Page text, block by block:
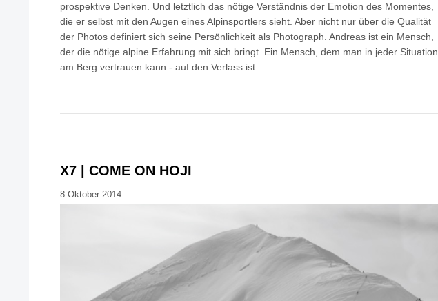
prospektive Denken. Und letztlich das nötige Verständnis der Emotion des Momentes,
die er selbst mit den Augen eines Alpinsportlers sieht. Aber nicht nur über die Qualität
der Photos definiert sich seine Persönlichkeit als Photograph. Andreas ist ein Mensch,
der die nötige alpine Erfahrung mit sich bringt. Ein Mensch, dem man in jeder Situation
am Berg vertrauen kann - auf den Verlass ist.
X7 | COME ON HOJI
8.Oktober 2014